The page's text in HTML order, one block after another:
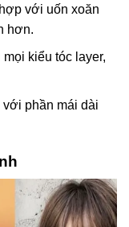
với uốn xoăn
hơn.
kiểu tóc layer,
với phần mái dài